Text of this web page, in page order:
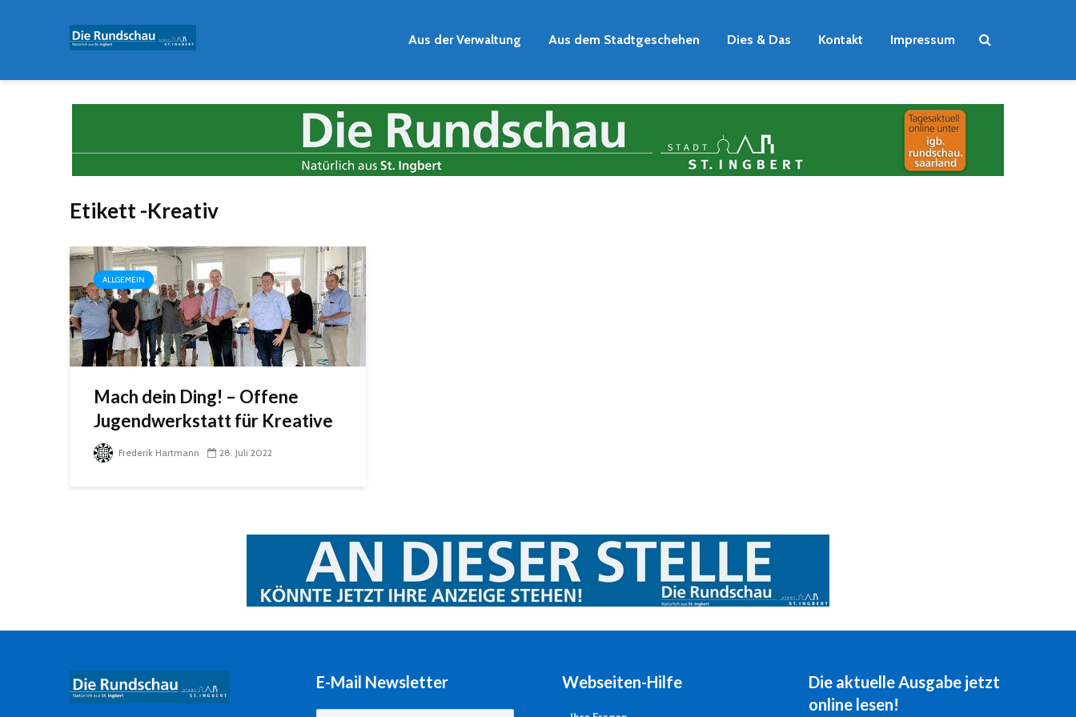
Aus der Verwaltung Aus dem Stadtgeschehen Dies & Das Kontakt Impressum
Etikett -Kreativ
ALLGEMEIN
Mach dein Ding! – Offene
Jugendwerkstatt für Kreative
Frederik Hartmann 28. Juli 2022
E-Mail Newsletter Webseiten-Hilfe
Die aktuelle Ausgabe jetzt
online lesen!